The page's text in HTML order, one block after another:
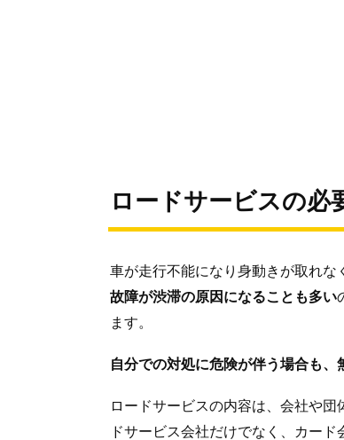
ロードサービスの必
車が走行不能になり身動きが取れな
故障が渋滞の原因になることも多い
ます。
自分での対処に危険が伴う場合も、
ロードサービスの内容は、会社や
ドサービス会社だけでなく、カード